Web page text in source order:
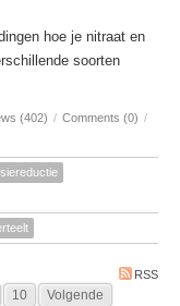
hoe je nitraat en
soorten
(402) / Comments (0) /
RSS
10
Volgende